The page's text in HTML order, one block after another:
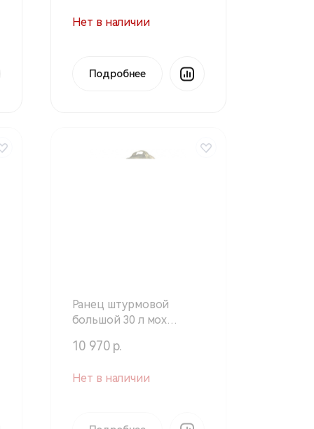
Нет в наличии
Подробнее
Ранец штурмовой
большой 30 л мох
10 970 р.
Нет в наличии